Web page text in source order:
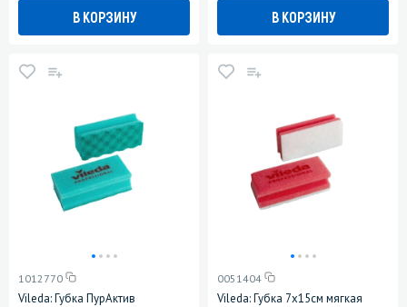
В КОРЗИНУ В КОРЗИНУ
1012770
Vileda: Губка ПурАктив
0051404
Vileda: Губка 7х15см мягкая